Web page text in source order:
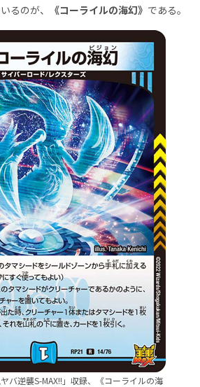
るのが、
《コーライルの海幻》 である。
バ逆襲S-MAX!!」収録、《コーライルの海